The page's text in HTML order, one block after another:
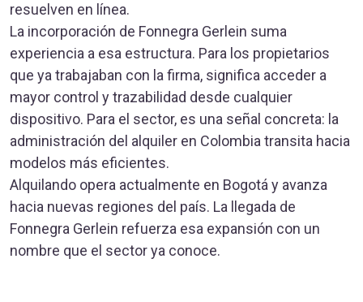
resuelven en línea.
La incorporación de Fonnegra Gerlein suma
experiencia a esa estructura. Para los propietarios
que ya trabajaban con la firma, significa acceder a
mayor control y trazabilidad desde cualquier
dispositivo. Para el sector, es una señal concreta: la
administración del alquiler en Colombia transita hacia
modelos más eficientes.
Alquilando opera actualmente en Bogotá y avanza
hacia nuevas regiones del país. La llegada de
Fonnegra Gerlein refuerza esa expansión con un
nombre que el sector ya conoce.